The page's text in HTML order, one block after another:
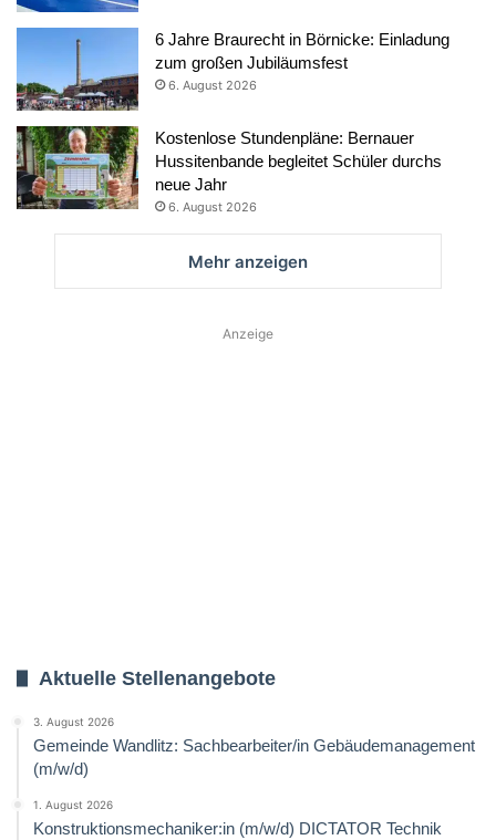
6 Jahre Braurecht in Börnicke: Einladung
zum großen Jubiläumsfest
6. August 2026
Kostenlose Stundenpläne: Bernauer
Hussitenbande begleitet Schüler durchs
neue Jahr
6. August 2026
Mehr anzeigen
Anzeige
Aktuelle Stellenangebote
3. August 2026
Gemeinde Wandlitz: Sachbearbeiter/in Gebäudemanagement
(m/w/d)
1. August 2026
Konstruktionsmechaniker:in (m/w/d) DICTATOR Technik